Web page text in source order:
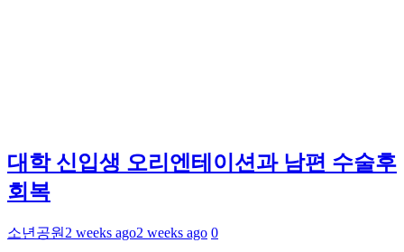
대학 신입생 오리엔테이션과 남편 수술후
회복
소년공원 2 weeks ago2 weeks ago 0